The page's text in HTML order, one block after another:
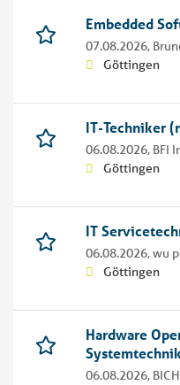
Embedded
07.08.2026,
Göttingen
IT-Techniker
06.08.2026, BFI
Göttingen
IT
06.08.2026,wu
Göttingen
Hardware
06.08.2026,